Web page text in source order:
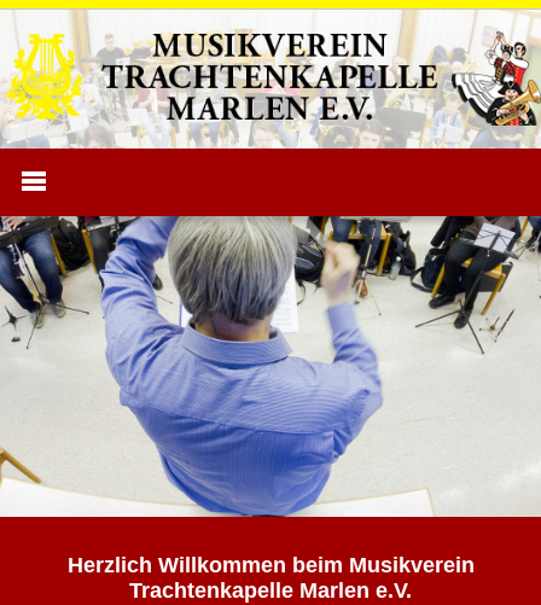
Herzlich Willkommen beim Musikverein
Trachtenkapelle Marlen e.V.